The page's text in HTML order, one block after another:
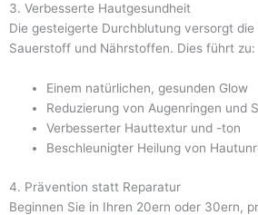
3. Verbesserte Hautgesundheit
Die gesteigerte Durchblutung versorgt
Sauerstoff und Nährstoffen. Dies führt zu:
Einem natürlichen, gesunden Glow
Reduzierung von Augenringen und
Verbesserter Hauttextur und -ton
Beschleunigter Heilung von
4. Prävention statt Reparatur
Beginnen Sie in Ihren 20ern oder 30ern,